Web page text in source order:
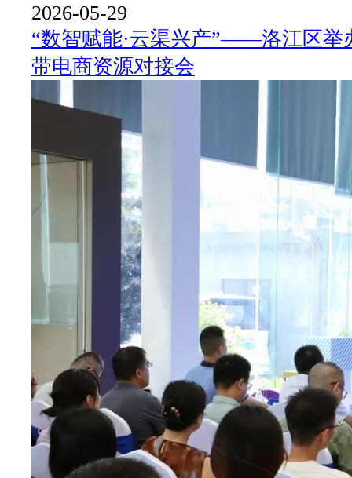
2026-05-29
“数智赋能·云渠兴产”——洛江区举
带电商资源对接会